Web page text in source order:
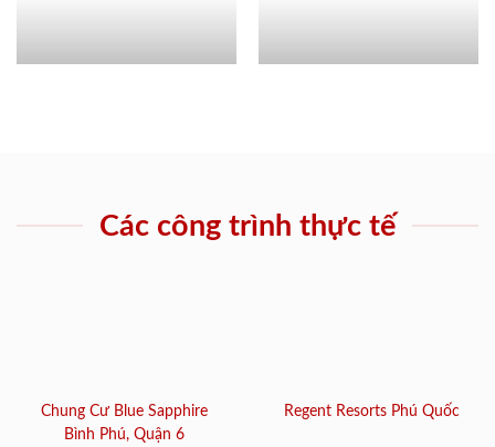
Các công trình thực tế
Chung Cư Blue Sapphire
Bình Phú, Quận 6
Regent Resorts Phú Quốc